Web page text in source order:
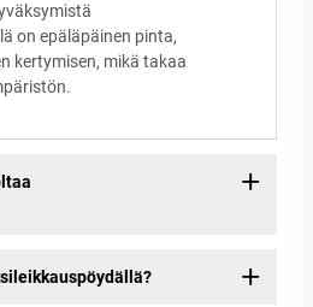
on epäläpäinen pinta,
kertymisen, mikä takaa